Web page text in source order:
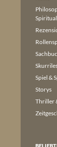
Spiel &
Storys
Thriller